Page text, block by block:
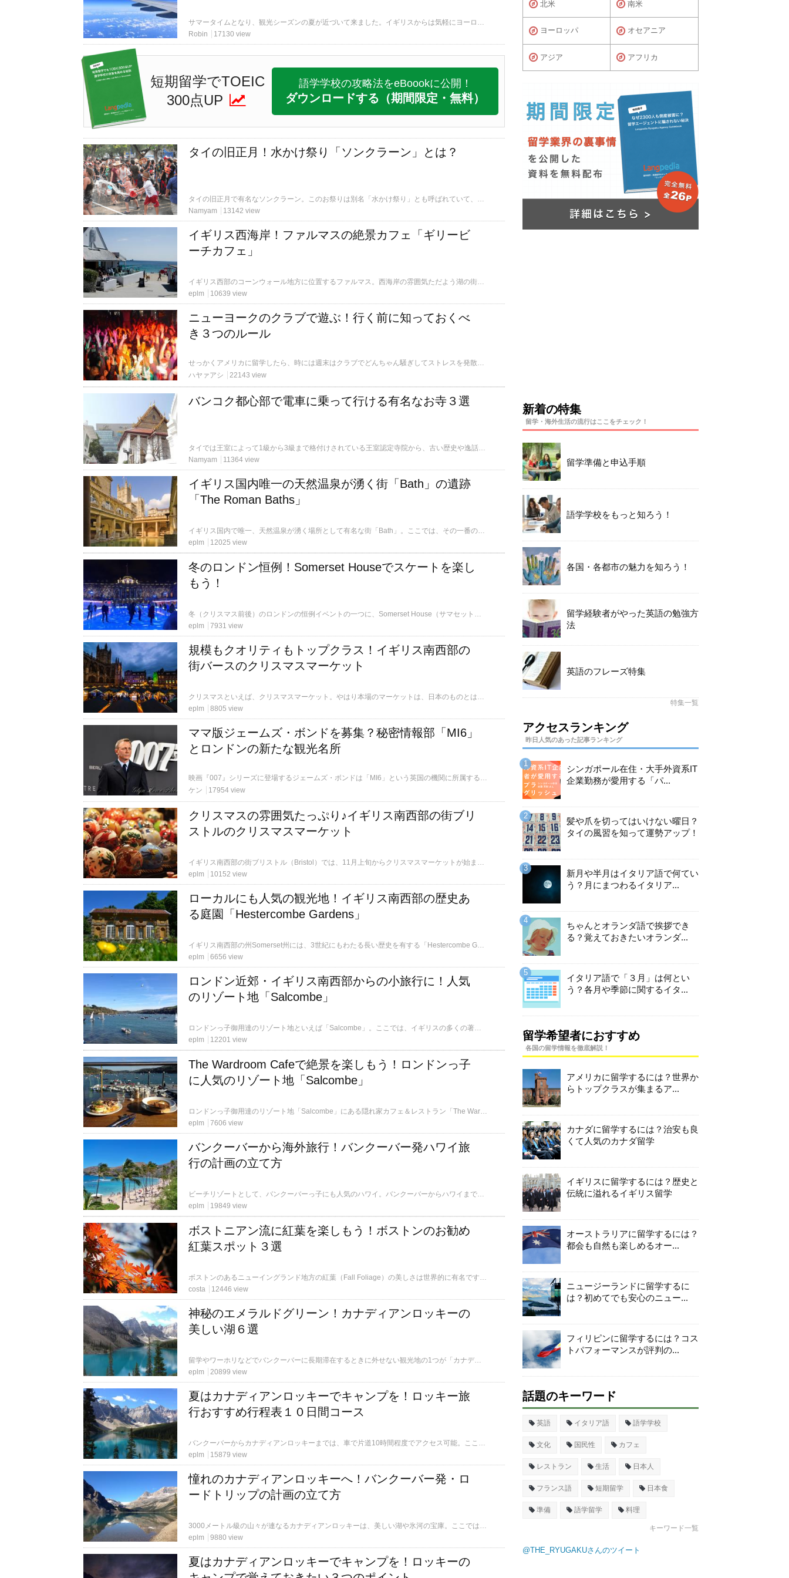
サマータイムとなり、観光シーズンの夏が近づいて来ました。イギリスからは気軽にヨーロッパの隣国に足を運ぶこともできます。イギリスから休暇の旅行に役立つ情報をまとめました。
Robin
17130 view
短期留学でTOEIC
300点UP
語学学校の攻略法をeBoookに公開！
ダウンロードする （期間限定・無料）
タイの旧正月！水かけ祭り「ソンクラーン」とは？
タイの旧正月で有名なソンクラーン。このお祭りは別名「水かけ祭り」とも呼ばれていて、その名の通りひたすら水をかけてながら新年を祝うお祭りになるのです。このタイの旧正月であるソンクラーンについて紹介したいと思います。
Namyam
13142 view
イギリス西海岸！ファルマスの絶景カフェ「ギリービ
ーチカフェ」
イギリス西部のコーンウォール地方に位置するファルマス。西海岸の雰囲気ただよう湖の街には、エメラルドグリーンの海を一望できる絶景のカフェがあります。ここでは、この「ギリービーチカフェ」についてご紹介します。
eplm
10639 view
ニューヨークのクラブで遊ぶ！行く前に知っておくべ
き３つのルール
せっかくアメリカに留学したら、時には週末はクラブでどんちゃん騒ぎしてストレスを発散したいところです。しかし知っておかなければならないルールがあります。場合によってはクラブに入れないこともあります。そこで今回は、クラブに行く前に知っておきたいルールをお伝えします。
ハヤァアシ
22143 view
バンコク都心部で電車に乗って行ける有名なお寺３選
タイでは王室によって1級から3級まで格付けされている王室認定寺院から、古い歴史や逸話のある寺院、または有名な高僧がいる寺院など実にさまざまなお寺があります。ここではバンコク市内の都心部にあるお寺の中でもBTS（スカイトレイン）やMRTに乗って簡単に行くことのできる3つの寺院を紹介したいと思います。
Namyam
11364 view
イギリス国内唯一の天然温泉が湧く街「Bath」の遺跡
「The Roman Baths」
イギリス国内で唯一、天然温泉が湧く場所として有名な街「Bath」。ここでは、その一番の観光地「The Roman Baths」の遺跡の博物館についてご紹介します。
eplm
12025 view
冬のロンドン恒例！Somerset Houseでスケートを楽し
もう！
冬（クリスマス前後）のロンドンの恒例イベントの一つに、Somerset House（サマセット・ハウス）にオープンするスケートリンクがあります。ここでは、お楽しみが盛りだくさんのこのスケートリンクについてご紹介します。
eplm
7931 view
規模もクオリティもトップクラス！イギリス南西部の
街バースのクリスマスマーケット
クリスマスといえば、クリスマスマーケット。やはり本場のマーケットは、日本のものとはひと味もふた味も違って本格的です。ここでは、イギリス南西部の街バースのクリスマスマーケットについてご紹介します。
eplm
8805 view
ママ版ジェームズ・ボンドを募集？秘密情報部「MI6」
とロンドンの新たな観光名所
映画『007』シリーズに登場するジェームズ・ボンドは「MI6」という英国の機関に所属する有名なスパイです。この度「MI6」がなんと、ママさんスパイを公に募集したのです。あまり日本では知られていないMI6の話とロンドンの新しい観光名所ご紹介します。
ケン
17954 view
クリスマスの雰囲気たっぷり♪イギリス南西部の街ブリ
ストルのクリスマスマーケット
イギリス南西部の街ブリストル（Bristol）では、11月上旬からクリスマスマーケットが始まります。ここでは、ローカルにも大人気のこのクリスマスマーケットについてご紹介します。
eplm
10152 view
ローカルにも人気の観光地！イギリス南西部の歴史あ
る庭園「Hestercombe Gardens」
イギリス南西部の州Somerset州には、3世紀にもわたる長い歴史を有する「Hestercombe Gardens」という庭園があります。ここでは、一年を通して観光客を集めるこの庭園についてご紹介します。
eplm
6656 view
ロンドン近郊・イギリス南西部からの小旅行に！人気
のリゾート地「Salcombe」
ロンドンっ子御用達のリゾート地といえば「Salcombe」。ここでは、イギリスの多くの著名人が別荘を所有するなど、おしゃれな雰囲気の漂うこの街への小旅行についてご紹介します。
eplm
12201 view
The Wardroom Cafeで絶景を楽しもう！ロンドンっ子
に人気のリゾート地「Salcombe」
ロンドンっ子御用達のリゾート地「Salcombe」にある隠れ家カフェ＆レストラン「The Wardroom Cafe」。ここでは、Salcombeのパノラマの絶景が楽しめる、このお店についてご紹介します。
eplm
7606 view
バンクーバーから海外旅行！バンクーバー発ハワイ旅
行の計画の立て方
ビーチリゾートとして、バンクーバーっ子にも人気のハワイ。バンクーバーからハワイまでは、直行便で約6時間20分。日本の成田空港からは7時間20分ですから、実はバンクーバーからの方がちょっと近いんです。ここでは、バンクーバー発のハワイ旅行の計画の立て方についてご紹介します。
eplm
19849 view
ボストニアン流に紅葉を楽しもう！ボストンのお勧め
紅葉スポット３選
ボストンのあるニューイングランド地方の紅葉（Fall Foliage）の美しさは世界的に有名です。10月に入りぐっと気温が下がる頃、この地方に自生するメープル種は見事な紅葉時期を迎えます。この時期、週末に掛けて紅葉を楽しむのがボストニアン流。遠出するのもよいですが、自然豊富なボストンでは、街中でも充分に紅葉シーズンを楽しむ事ができます。今回はおすすめのボストン市内およびグレーターボストン（ボストン近郊）紅葉スポットを3つ紹介します。
costa
12446 view
神秘のエメラルドグリーン！カナディアンロッキーの
美しい湖６選
留学やワーホリなどでバンクーバーに長期滞在するときに外せない観光地の1つが「カナディアンロッキー」。ここでは、カナディアンロッキーで見ることのできる、美しい湖を6つまとめてご紹介します。
eplm
20899 view
夏はカナディアンロッキーでキャンプを！ロッキー旅
行おすすめ行程表１０日間コース
バンクーバーからカナディアンロッキーまでは、車で片道10時間程度でアクセス可能。ここでは、私と彼が8月に10日間かけてロッキーを旅行したときの工程表をご紹介します。
eplm
15879 view
憧れのカナディアンロッキーへ！バンクーバー発・ロ
ードトリップの計画の立て方
3000メートル級の山々が連なるカナディアンロッキーは、美しい湖や氷河の宝庫。ここでは、多くの人にとって憧れの旅行先である、カナディアンロッキーへのバンクーバー発のロードトリップの計画の立て方についてご紹介します。
eplm
9880 view
夏はカナディアンロッキーでキャンプを！ロッキーの
北米 南米
ヨーロッパ オセアニア
アジア アフリカ
新着の特集
留学・海外生活の流行はここをチェック！
留学準備と申込手順
語学学校をもっと知ろう！
各国・各都市の魅力を知ろう！
留学経験者がやった英語の勉強方
法
英語のフレーズ特集
特集一覧
アクセスランキング
昨日人気のあった記事ランキング
シンガポール在住・大手外資系IT
企業勤務が愛用する「パ...
髪や爪を切ってはいけない曜日？
タイの風習を知って運勢アップ！
新月や半月はイタリア語で何てい
う？月にまつわるイタリア...
ちゃんとオランダ語で挨拶でき
る？覚えておきたいオランダ...
イタリア語で「３月」は何とい
う？各月や季節に関するイタ...
留学希望者におすすめ
各国の留学情報を徹底解説！
アメリカに留学するには？世界か
らトップクラスが集まるア...
カナダに留学するには？治安も良
くて人気のカナダ留学
イギリスに留学するには？歴史と
伝統に溢れるイギリス留学
オーストラリアに留学するには？
都会も自然も楽しめるオー...
ニュージーランドに留学するに
は？初めてでも安心のニュー...
フィリピンに留学するには？コス
トパフォーマンスが評判の...
話題のキーワード
英語 イタリア語 語学学校
文化 国民性 カフェ
レストラン 生活 日本人
フランス語 短期留学 日本食
準備 語学留学 料理
キーワード一覧
@THE_RYUGAKUさんのツイート